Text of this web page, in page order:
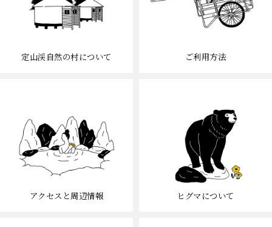
定山渓自然の村について ご利用方法
アクセスと周辺情報 ヒグマについて